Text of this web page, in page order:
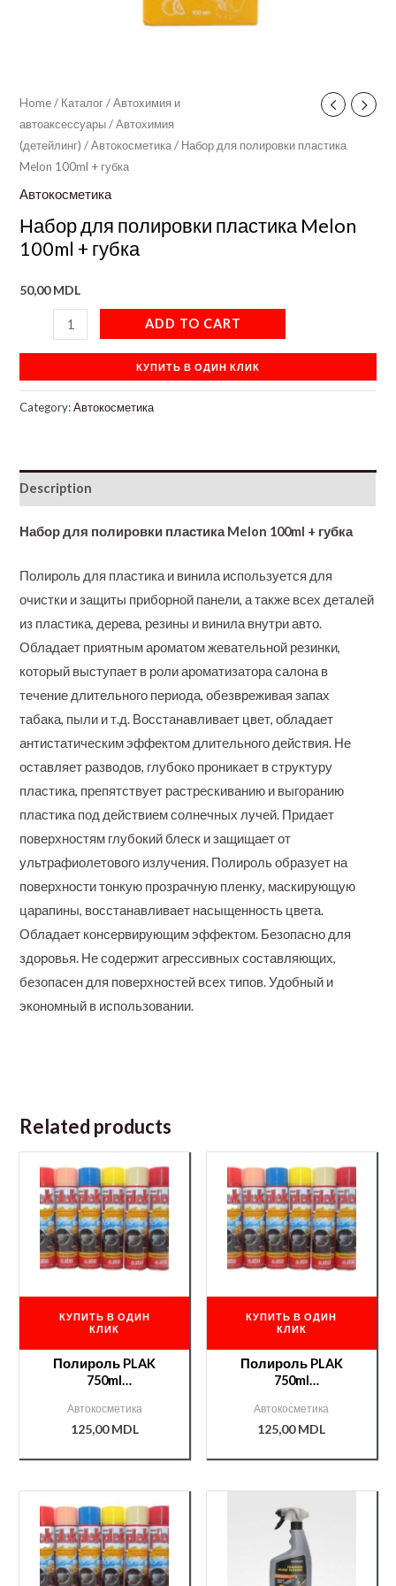
Home/ Каталог/Автохимия и
автоаксессуары/Автохимия
(детейлинг) /Автокосметика/ Набор для полировки пластика
Melon 100ml + губка
Автокосметика
Набор для полировки пластика Melon
100ml + губка
50,00MDL
ADD TO CART
КУПИТЬ В ОДИН КЛИК
Category:Автокосметика
Description
Набор для полировки пластика Melon 100ml + губка
Полироль для пластика и винила используется для
очистки и защиты приборной панели, а также всех деталей
из пластика, дерева, резины и винила внутри авто.
Обладает приятным ароматом жевательной резинки,
который выступает в роли ароматизатора салона в
течение длительного периода, обезвреживая запах
табака, пыли и т.д. Восстанавливает цвет, обладает
антистатическим эффектом длительного действия. Не
оставляет разводов, глубоко проникает в структуру
пластика, препятствует растрескиванию и выгоранию
пластика под действием солнечных лучей. Придает
поверхностям глубокий блеск и защищает от
ультрафиолетового излучения. Полироль образует на
поверхности тонкую прозрачную пленку, маскирующую
царапины, восстанавливает насыщенность цвета.
Обладает консервирующим эффектом. Безопасно для
здоровья. Не содержит агрессивных составляющих,
безопасен для поверхностей всех типов. Удобный и
экономный в использовании.
Related products
КУПИТЬ В ОДИН
КЛИК
Полироль PLAK
750ml
Автокосметика
125,00MDL
КУПИТЬ В ОДИН
КЛИК
Полироль PLAK
750ml
Автокосметика
125,00MDL